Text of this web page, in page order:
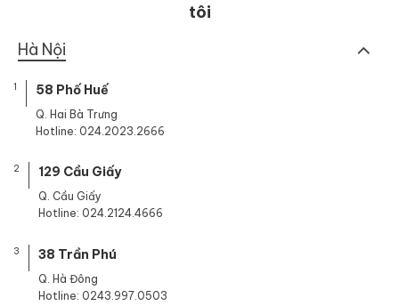
tôi
Hà Nội
1 58 Phố Huế
Q. Hai Bà Trưng
Hotline: 024.2023.2666
2 129 Cầu Giấy
Q. Cầu Giấy
Hotline: 024.2124.4666
3 38 Trần Phú
Q. Hà Đông
Hotline: 0243.997.0503